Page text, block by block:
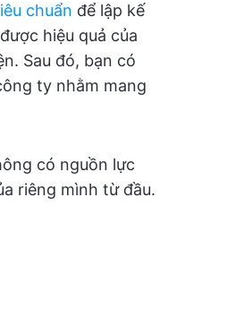
chuẩn để lập kế
hiệu quả của
Sau đó, bạn có
ty nhằm mang
có nguồn lực
riêng mình từ đầu.